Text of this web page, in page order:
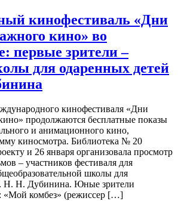
кинофестиваль «Дни
кино» во
первые зрители –
для одаренных детей
кинофестиваля «Дни
продолжаются бесплатные показы
и анимационного кино,
киносмотра. Библиотека № 20
и 26 января организовала просмотр
– участников фестиваля для
школы для
Н. Н. Дубинина. Юные зрители
«Мой комбез» (режиссер […]